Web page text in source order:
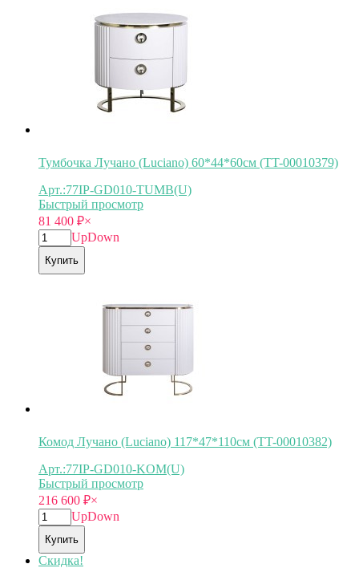
Тумбочка Лучано (Luciano) 60*44*60см (TT-00010379)
Арт.:77IP-GD010-TUMB(U)
Быстрый просмотр
81 400 ₽×
UpDown
Купить
Комод Лучано (Luciano) 117*47*110см (TT-00010382)
Арт.:77IP-GD010-KOM(U)
Быстрый просмотр
216 600 ₽×
UpDown
Купить
Скидка!